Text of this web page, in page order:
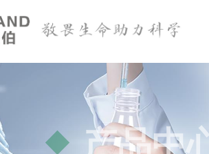
产品中